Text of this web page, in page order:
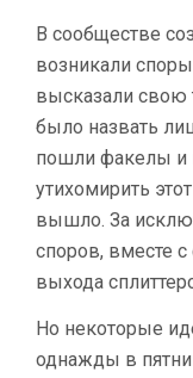
В сообществе
возникали
высказали свою
было назвать
пошли факелы и
утихомирить
вышло. За
споров, вместе
выхода
Но некоторые
однажды в